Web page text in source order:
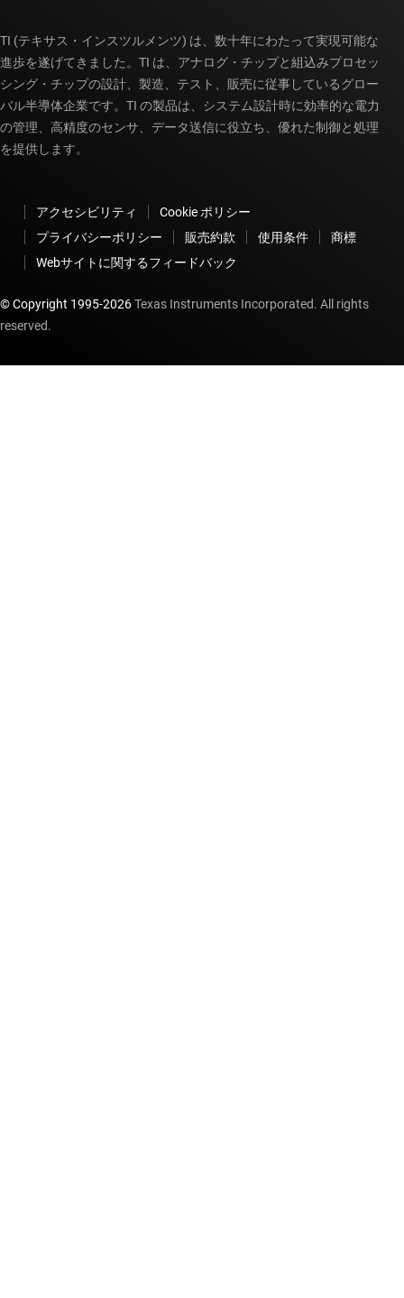
TI (テキサス・インスツルメンツ) は、数十年にわたって実現可能な
進歩を遂げてきました。TI は、アナログ・チップと組込みプロセッ
シング・チップの設計、製造、テスト、販売に従事しているグロー
バル半導体企業です。TI の製品は、システム設計時に効率的な電力
の管理、高精度のセンサ、データ送信に役立ち、優れた制御と処理
を提供します。
アクセシビリティ
Cookie ポリシー
プライバシーポリシー
販売約款 使用条件
商標
Webサイトに関するフィードバック
© Copyright 1995-2026Texas Instruments Incorporated. All rights
reserved.